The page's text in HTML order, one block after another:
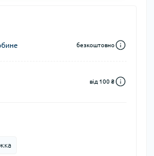
безкоштовно
від 100 ₴